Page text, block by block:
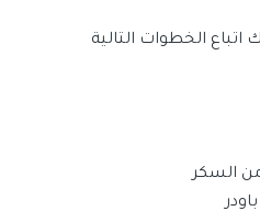
الخطوات التالية
السكر